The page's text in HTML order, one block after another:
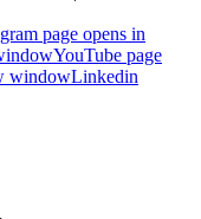
page opens in
YouTube page
windowLinkedin